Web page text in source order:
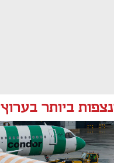
ביותר בערוץ